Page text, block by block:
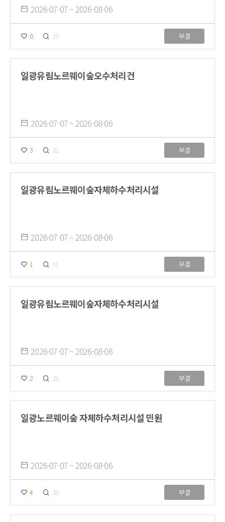
2026-07-07 ~ 2026-08-06
0 19 부결
일광유림노르웨이숲오수처리건
2026-07-07 ~ 2026-08-06
3 32 부결
일광유림노르웨이숲자체하수처리시설
2026-07-07 ~ 2026-08-06
1 31 부결
일광유림노르웨이숲자체하수처리시설
2026-07-07 ~ 2026-08-06
2 28 부결
일광노르웨이숲 자체하수처리시설 민원
2026-07-07 ~ 2026-08-06
4 38 부결